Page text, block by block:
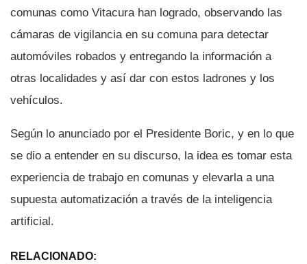
comunas como Vitacura han logrado, observando las
cámaras de vigilancia en su comuna para detectar
automóviles robados y entregando la información a
otras localidades y así dar con estos ladrones y los
vehículos.
Según lo anunciado por el Presidente Boric, y en lo que
se dio a entender en su discurso, la idea es tomar esta
experiencia de trabajo en comunas y elevarla a una
supuesta automatización a través de la inteligencia
artificial.
RELACIONADO: